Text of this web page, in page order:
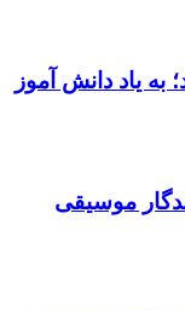
یاد دانش آموز
موسیقی